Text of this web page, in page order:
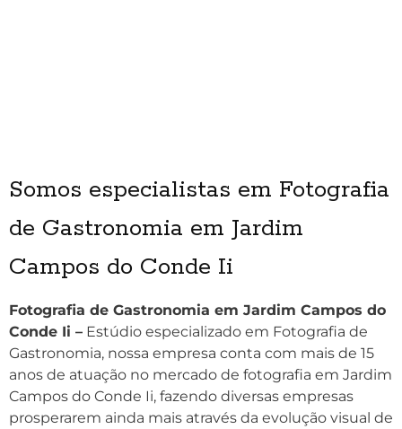
Somos especialistas em Fotografia
de Gastronomia em Jardim
Campos do Conde Ii
Fotografia de Gastronomia em Jardim Campos do
Conde Ii – Estúdio especializado em Fotografia de
Gastronomia, nossa empresa conta com mais de 15
anos de atuação no mercado de fotografia em Jardim
Campos do Conde Ii, fazendo diversas empresas
prosperarem ainda mais através da evolução visual de